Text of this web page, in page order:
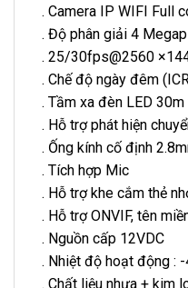
. Camera IP WIFI Full
. Độ phân giải 4
. 25/30fps@2560
. Chế độ ngày đêm
. Tầm xa đèn LED
. Hỗ trợ phát hiện
. Ống kính cố định
. Tích hợp Mic
. Hỗ trợ khe cắm thẻ
. Hỗ trợ ONVIF, tên
. Nguồn cấp 12VDC
. Nhiệt độ hoạt động : -
. Chất liệu nhựa + kim